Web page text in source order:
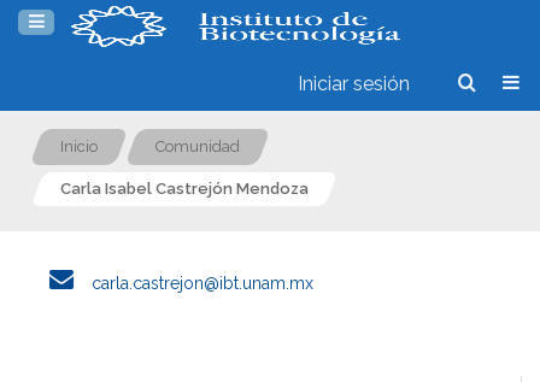
Iniciar sesión
Inicio Comunidad
Carla Isabel Castrejón Mendoza
carla.castrejon@ibt.unam.mx